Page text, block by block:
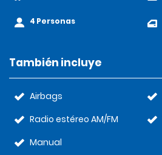
4 Personas
También incluye
Airbags
Radio estéreo AM/FM
Manual